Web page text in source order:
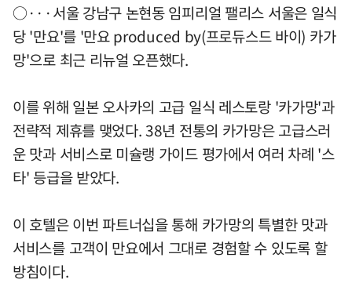
○···서울 강남구 논현동 임피리얼 팰리스 서울은 일식
당 '만요'를 '만요 produced by(프로듀스드 바이) 카가
망'으로 최근 리뉴얼 오픈했다.
이를 위해 일본 오사카의 고급 일식 레스토랑 '카가망'과
전략적 제휴를 맺었다. 38년 전통의 카가망은 고급스러
운 맛과 서비스로 미슐랭 가이드 평가에서 여러 차례 '스
타' 등급을 받았다.
이 호텔은 이번 파트너십을 통해 카가망의 특별한 맛과
서비스를 고객이 만요에서 그대로 경험할 수 있도록 할
방침이다.